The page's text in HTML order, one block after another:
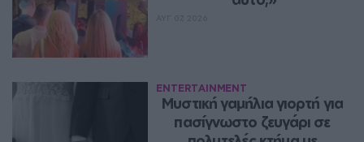
ENTERTAINMENT
Μυστική γαμήλια γιορτή για
πασίγνωστο ζευγάρι σε